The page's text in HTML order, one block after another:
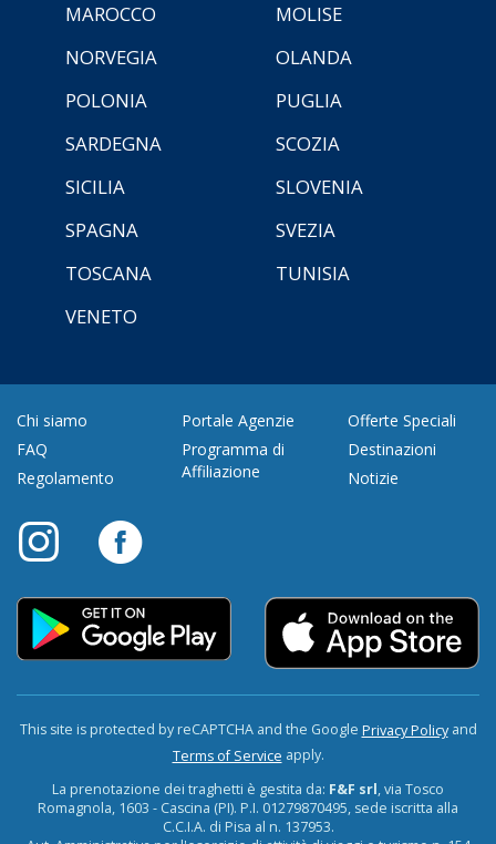
MAROCCO
MOLISE
NORVEGIA
OLANDA
POLONIA
PUGLIA
SARDEGNA
SCOZIA
SICILIA
SLOVENIA
SPAGNA
SVEZIA
TOSCANA
TUNISIA
VENETO
Chi siamo
FAQ
Regolamento
Portale Agenzie
Programma di
Affiliazione
Offerte Speciali
Destinazioni
Notizie
This site is protected by reCAPTCHA and the Google Privacy Policyand
Terms of Service apply.
La prenotazione dei traghetti è gestita da: F&F srl, via Tosco
Romagnola, 1603 - Cascina (PI). P.I. 01279870495, sede iscritta alla
C.C.I.A. di Pisa al n. 137953.